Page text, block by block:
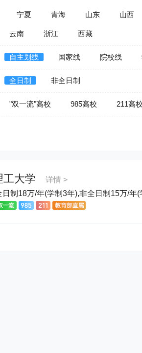
宁夏 青海 山东 山西
云南 浙江 西藏
自主划线 国家线 院校线
全日制 非全日制
"双一流"高校 985高校 211高
工大学
详情 >
日制18万/年(学制3年),非全日制15万/年